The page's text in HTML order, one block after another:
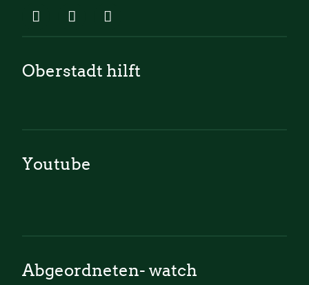
Oberstadt hilft
Youtube
Abgeordneten- watch